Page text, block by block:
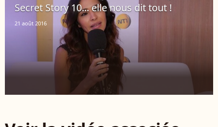
Secret Story 10... elle nous dit tout !
21 août 2016